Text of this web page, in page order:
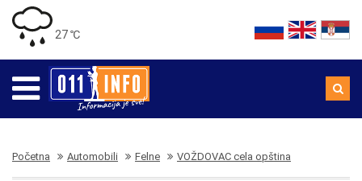
27 ℃
Početna Automobili Felne VOŽDOVAC cela opština